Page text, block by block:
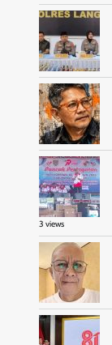
3 views